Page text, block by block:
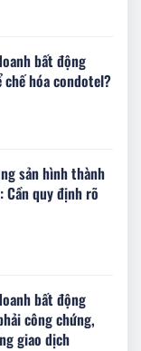
bất động
chế hóa condotel?
sản hình thành
quy định rõ
bất động
công chứng,
giao dịch